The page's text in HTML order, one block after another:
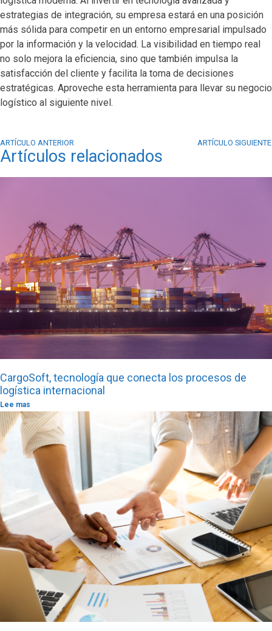
estrategias de integración, su empresa estará en una posición
más sólida para competir en un entorno empresarial impulsado
por la información y la velocidad. La visibilidad en tiempo real
no solo mejora la eficiencia, sino que también impulsa la
satisfacción del cliente y facilita la toma de decisiones
estratégicas. Aproveche esta herramienta para llevar su negocio
logístico al siguiente nivel.
ARTÍCULO ANTERIOR ARTÍCULO SIGUIENTE
Artículos relacionados
CargoSoft, tecnología que conecta los procesos de
logística internacional
Lee mas